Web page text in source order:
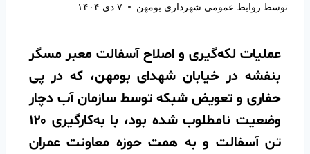
توسط روابط عمومی شهرداری بومهن ۷ دی ۱۴۰۴
عملیات لکه‌گیری و اصلاح آسفالت معبر مسگر
بنفشه در خیابان شهدای بومهن، که در پی
حفاری و تعویض شبکه توسط سازمان آب دچار
وضعیت نامطلوب شده بود، با به‌کارگیری ۱۲۰
تن آسفالت و به همت حوزه معاونت عمران